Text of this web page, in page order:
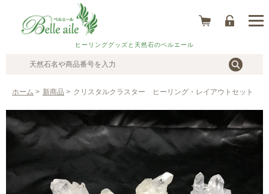
ヒーリンググッズと天然石のベルエール
ホーム > 新商品 > クリスタルクラスター ヒーリング・レイアウトセット